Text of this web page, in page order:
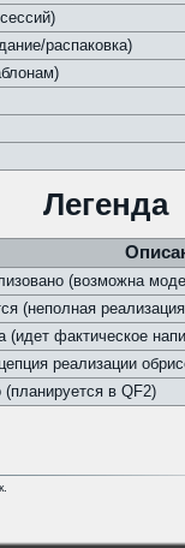
распаковка)
Легенда
(возможна
(неполная
(идет фактическое
реализации
(планируется в QF2)